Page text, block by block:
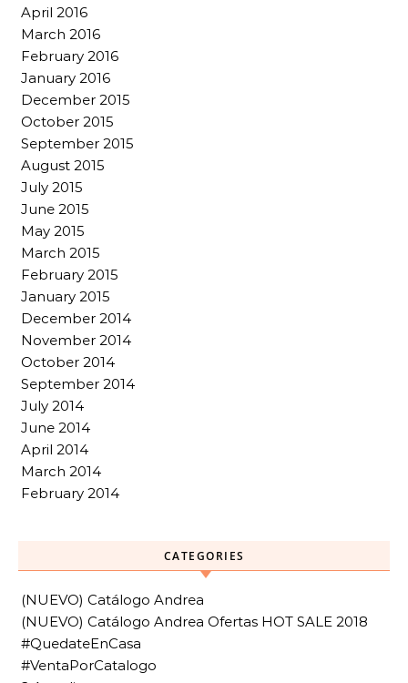
April 2016
March 2016
February 2016
January 2016
December 2015
October 2015
September 2015
August 2015
July 2015
June 2015
May 2015
March 2015
February 2015
January 2015
December 2014
November 2014
October 2014
September 2014
July 2014
June 2014
April 2014
March 2014
February 2014
CATEGORIES
(NUEVO) Catálogo Andrea
(NUEVO) Catálogo Andrea Ofertas HOT SALE 2018
#QuedateEnCasa
#VentaPorCatalogo